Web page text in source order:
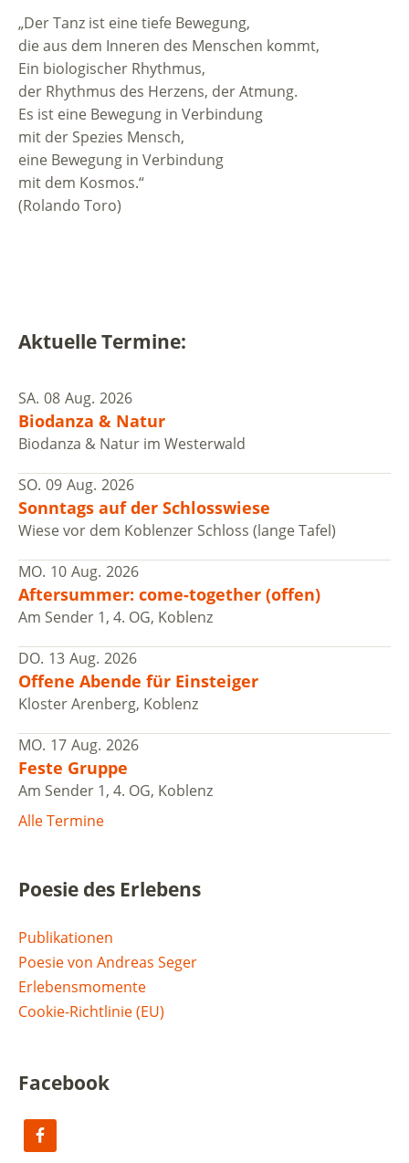
„Der Tanz ist eine tiefe Bewegung,
die aus dem Inneren des Menschen kommt,
Ein biologischer Rhythmus,
der Rhythmus des Herzens, der Atmung.
Es ist eine Bewegung in Verbindung
mit der Spezies Mensch,
eine Bewegung in Verbindung
mit dem Kosmos.“
(Rolando Toro)
Aktuelle Termine:
SA. 08 Aug. 2026
Biodanza & Natur
Biodanza & Natur im Westerwald
SO. 09 Aug. 2026
Sonntags auf der Schlosswiese
Wiese vor dem Koblenzer Schloss (lange Tafel)
MO. 10 Aug. 2026
Aftersummer: come-together (offen)
Am Sender 1, 4. OG, Koblenz
DO. 13 Aug. 2026
Offene Abende für Einsteiger
Kloster Arenberg, Koblenz
MO. 17 Aug. 2026
Feste Gruppe
Am Sender 1, 4. OG, Koblenz
Alle Termine
Poesie des Erlebens
Publikationen
Poesie von Andreas Seger
Erlebensmomente
Cookie-Richtlinie (EU)
Facebook